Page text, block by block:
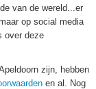
van de wereld...er
op social media
over deze
zijn, hebben
en al. Nog